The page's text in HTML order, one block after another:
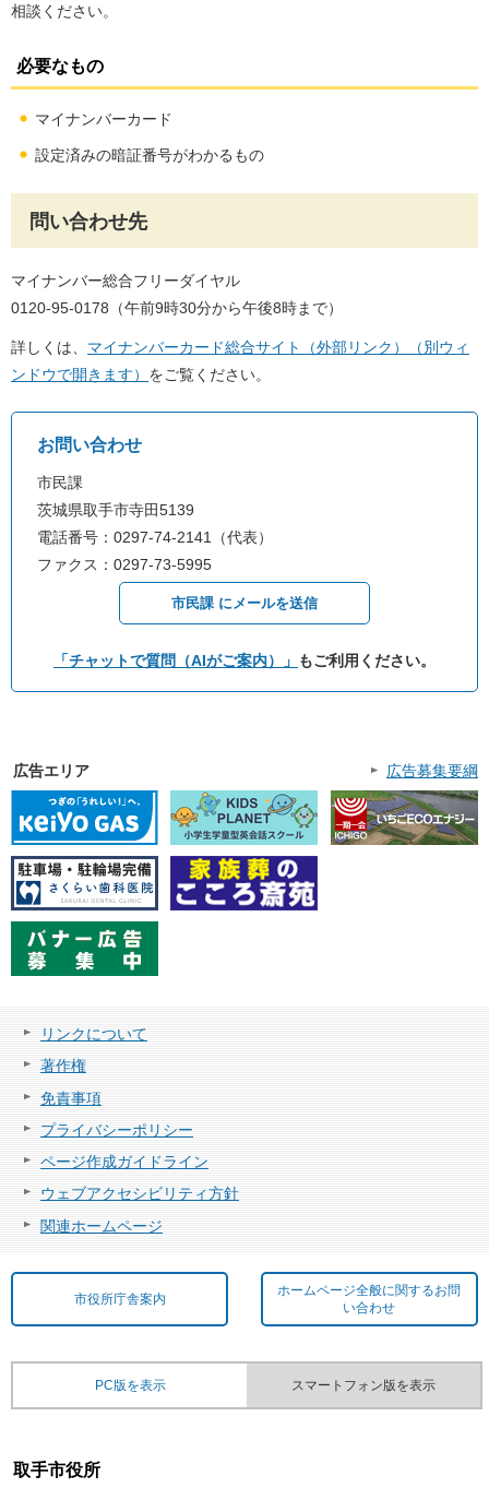
相談ください。
必要なもの
マイナンバーカード
設定済みの暗証番号がわかるもの
問い合わせ先
マイナンバー総合フリーダイヤル
0120-95-0178（午前9時30分から午後8時まで）
詳しくは、 マイナンバーカード総合サイト（外部リンク）（別ウィ
ンドウで開きます） をご覧ください。
お問い合わせ
市民課
茨城県取手市寺田5139
電話番号：0297-74-2141（代表）
ファクス：0297-73-5995
市民課 にメールを送信
「チャットで質問（AIがご案内）」 もご利用ください。
広告エリア 広告募集要綱
リンクについて
著作権
免責事項
プライバシーポリシー
ページ作成ガイドライン
ウェブアクセシビリティ方針
関連ホームページ
市役所庁舎案内
ホームページ全般に関するお問
い合わせ
PC版を表示 スマートフォン版を表示
取手市役所